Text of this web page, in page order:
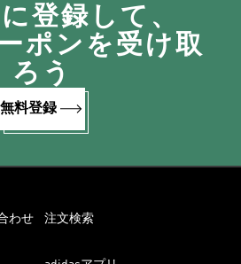
に登録して、
ーポンを受け取
ろう
無料登録
わせ 注文検索